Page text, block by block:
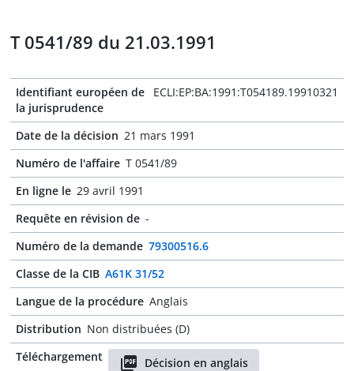
T 0541/89 du 21.03.1991
Identifiant européen de
la jurisprudence
ECLI:EP:BA:1991:T054189.19910321
Date de la décision 21 mars 1991
Numéro de l'affaire T 0541/89
En ligne le 29 avril 1991
Requête en révision de -
Numéro de la demande 79300516.6
Classe de la CIB A61K 31/52
Langue de la procédure Anglais
Distribution Non distribuées (D)
Téléchargement
Décision en anglais